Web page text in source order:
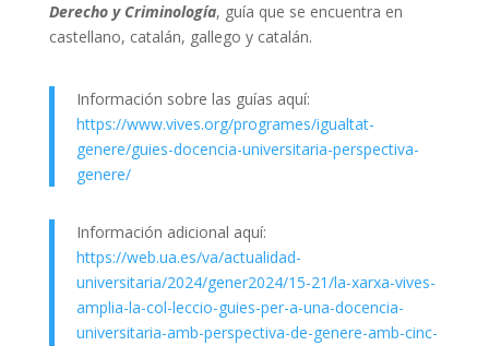
Derecho y Criminología, guía que se encuentra en
castellano, catalán, gallego y catalán.
Información sobre las guías aquí:
https://www.vives.org/programes/igualtat-
genere/guies-docencia-universitaria-perspectiva-
genere/
Información adicional aquí:
https://web.ua.es/va/actualidad-
universitaria/2024/gener2024/15-21/la-xarxa-vives-
amplia-la-col-leccio-guies-per-a-una-docencia-
universitaria-amb-perspectiva-de-genere-amb-cinc-